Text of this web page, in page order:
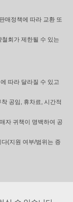
매정책에 따라 교환 또
회가 제한될 수 있는
따라 달라질 수 있고
공임, 휴차료, 시간적
자 귀책이 명백하여 공
(지원 여부/범위는 증